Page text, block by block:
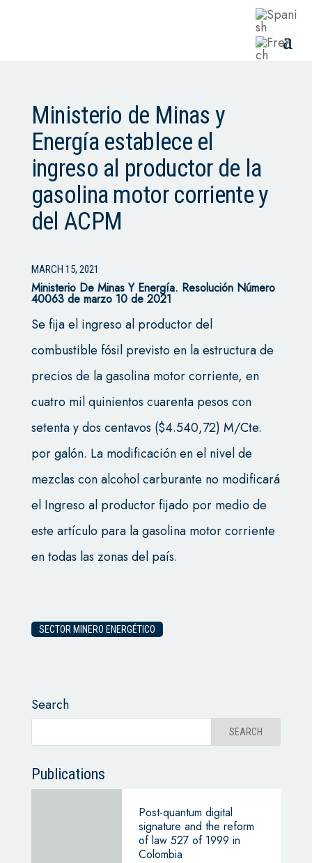
Ministerio de Minas y
Energía establece el
ingreso al productor de la
gasolina motor corriente y
del ACPM
MARCH 15, 2021
Ministerio De Minas Y Energía. Resolución Número
40063 de marzo 10 de 2021
Se fija el ingreso al productor del
combustible fósil previsto en la estructura de
precios de la gasolina motor corriente, en
cuatro mil quinientos cuarenta pesos con
setenta y dos centavos ($4.540,72) M/Cte.
por galón. La modificación en el nivel de
mezclas con alcohol carburante no modificará
el Ingreso al productor fijado por medio de
este artículo para la gasolina motor corriente
en todas las zonas del país.
SECTOR MINERO ENERGÉTICO
Search
Publications
Post-quantum digital
signature and the reform
of law 527 of 1999 in
Colombia